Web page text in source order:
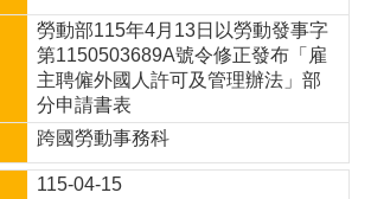
勞動部115年4月13日以勞動發事字
第1150503689A號令修正發布「雇
主聘僱外國人許可及管理辦法」部
分申請書表
跨國勞動事務科
115-04-15